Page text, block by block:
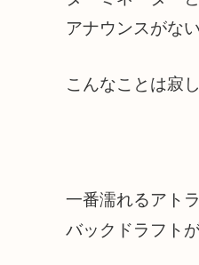
アナウンスがな
こんなことは寂
一番濡れるアト
バックドラフト